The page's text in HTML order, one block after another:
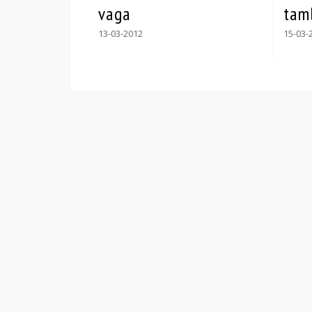
vaga
13-03-2012 15-03-